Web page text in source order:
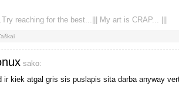
reaching for the best...||| My art is CRAP... |||
sako:
ir kiek atgal gris sis puslapis sita darba anyway